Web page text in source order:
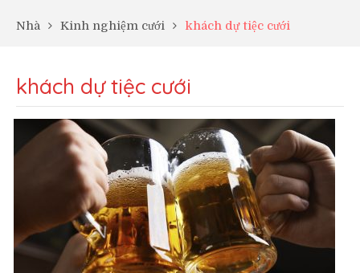
Nhà Kinh nghiệm cưới khách dự tiệc cưới
khách dự tiệc cưới